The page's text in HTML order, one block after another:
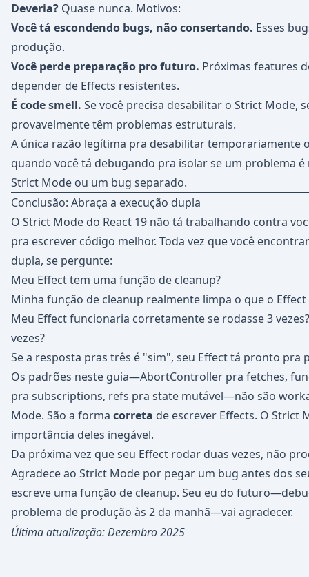
Deveria? Quase nunca. Motivos:
Você tá escondendo bugs, não consertando. Esses
produção.
Você perde preparação pro futuro. Próximas features
depender de Effects resistentes.
É code smell. Se você precisa desabilitar o Strict Mode,
provavelmente têm problemas estruturais.
A única razão legítima pra desabilitar temporariamente
quando você tá debugando pra isolar se um problema
Strict Mode ou um bug separado.
Conclusão: Abraça a execução dupla
O Strict Mode do React 19 não tá trabalhando contra
pra escrever código melhor. Toda vez que você
dupla, se pergunte:
Meu Effect tem uma função de cleanup?
Minha função de cleanup realmente limpa o que o
Meu Effect funcionaria corretamente se rodasse 3
vezes?
Se a resposta pras três é "sim", seu Effect tá pronto pra
Os padrões neste guia—AbortController pra fetches,
pra subscriptions, refs pra state mutável—não são
Mode. São a forma correta de escrever Effects. O Strict
importância deles inegável.
Da próxima vez que seu Effect rodar duas vezes, não
Agradece ao Strict Mode por pegar um bug antes dos
escreve uma função de cleanup. Seu eu do
problema de produção às 2 da manhã—vai agradecer.
Última atualização: Dezembro 2025